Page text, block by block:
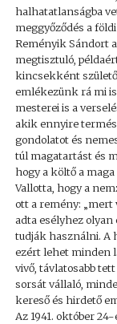
halhatatlanságba
meggyőződés a
Reményik Sándort
megtisztuló,
kincsekként
emlékezünk rá mi
mesterei is a
akik ennyire
gondolatot és
túl magatartást és
hogy a költő a
Vallotta, hogy a
ott a remény: „mert
adta esélyhez
tudják használni. A
ezért lehet minden
vivő, távlatosabb
sorsát vállaló,
kereső és hirdető
Az 1941. október